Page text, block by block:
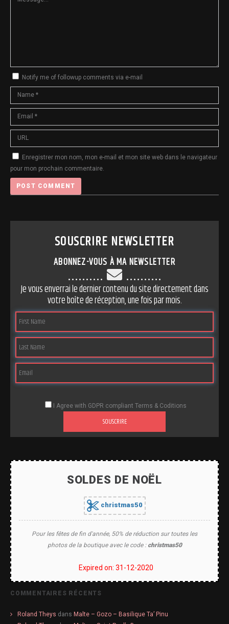
Notify me of followup comments via e-mail
Enregistrer mon nom, mon e-mail et mon site web dans le navigateur
pour mon prochain commentaire.
SOUSCRIRE NEWSLETTER
ABONNEZ-VOUS À MA NEWSLETTER
.......... ..........
Je vous enverrai le dernier contenu du site directement dans
votre boîte de réception, une fois par mois.
I Agree with GDPR compliant Terms & Coditions
SOUSCRIRE
SOLDES DE NOËL
christmas50
Pour les fêtes de fin d'année, 50% de réduction sur toutes les
photos de la boutique avec le code : christmas50
Expired on: 31-12-2020
COMMENTAIRES RÉCENTS
Roland Theys dans Malte – Gozo – Basilique Ta’ Pinu